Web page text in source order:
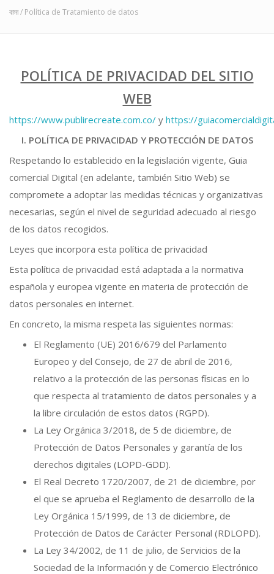
বাসা/ Política de Tratamiento de datos
POLÍTICA DE PRIVACIDAD DEL SITIO
WEB
https://www.publirecreate.com.co/ y https://
I. POLÍTICA DE PRIVACIDAD Y PROTECCIÓN DE DATOS
Respetando lo establecido en la legislación vigente, Guia
comercial Digital (en adelante, también Sitio Web) se
compromete a adoptar las medidas técnicas y organizativas
necesarias, según el nivel de seguridad adecuado al riesgo
de los datos recogidos.
Leyes que incorpora esta política de privacidad
Esta política de privacidad está adaptada a la normativa
española y europea vigente en materia de protección de
datos personales en internet.
En concreto, la misma respeta las siguientes normas:
El Reglamento (UE) 2016/679 del Parlamento
Europeo y del Consejo, de 27 de abril de 2016,
relativo a la protección de las personas físicas en lo
que respecta al tratamiento de datos personales y a
la libre circulación de estos datos (RGPD).
La Ley Orgánica 3/2018, de 5 de diciembre, de
Protección de Datos Personales y garantía de los
derechos digitales (LOPD-GDD).
El Real Decreto 1720/2007, de 21 de diciembre, por
el que se aprueba el Reglamento de desarrollo de la
Ley Orgánica 15/1999, de 13 de diciembre, de
Protección de Datos de Carácter Personal (RDLOPD).
La Ley 34/2002, de 11 de julio, de Servicios de la
Sociedad de la Información y de Comercio Electrónico